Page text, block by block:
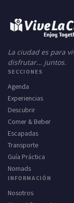
La ciudad es para
disfrutar... juntos.
SECCIONES
Agenda
Experiencias
Descubrir
Comer & Beber
Escapadas
Transporte
Guía Práctica
Nomads
INFORMACIÓN
Nosotros